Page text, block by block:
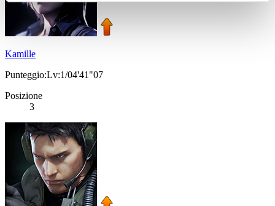
Kamille
Punteggio:Lv:1/04'41"07
Posizione
3